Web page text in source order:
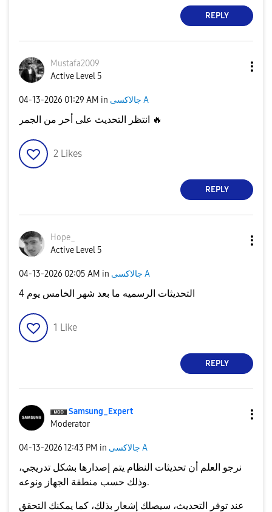
REPLY
Mustafa2009
Active Level 5
‎04-13-2026 01:29 AM in جالاكسى A
🔥
2 Likes
REPLY
Hope_
Active Level 5
‎04-13-2026 02:05 AM in جالاكسى A
التحديثات الرسميه ما بعد شهر الخامس يوم 4
1 Like
REPLY
Samsung_Expert
Moderator
‎04-13-202612:43 PM in جالاكسى A
نرجو العلم أن تحديثات النظام يتم إصدارها بشكل تدريجي،
وذلك حسب منطقة الجهاز ونوعه .
عند توفر التحديث، سيصلك إشعار بذلك، كما يمكنك التحقق